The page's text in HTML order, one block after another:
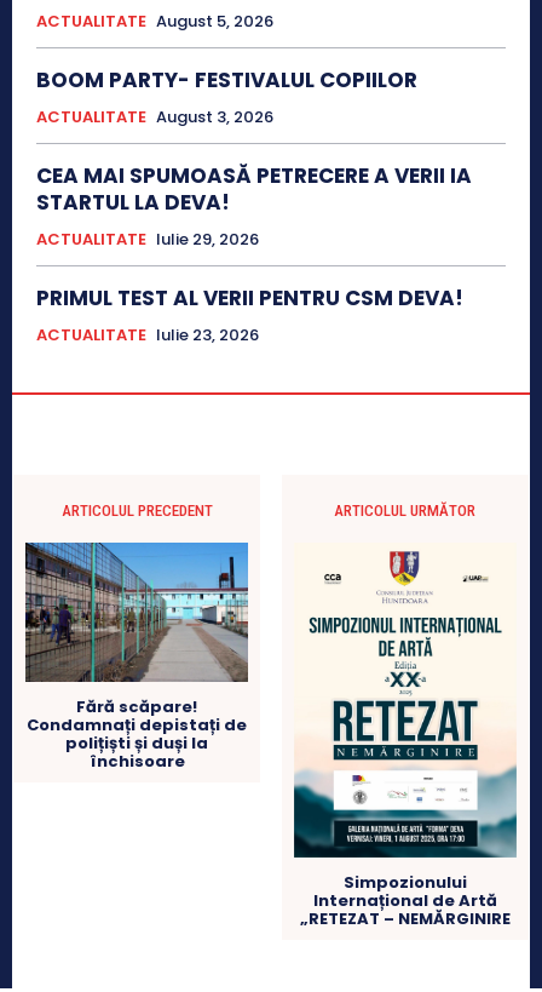
ACTUALITATE August 5, 2026
BOOM PARTY- FESTIVALUL COPIILOR
ACTUALITATE August 3, 2026
CEA MAI SPUMOASĂ PETRECERE A VERII IA
STARTUL LA DEVA!
ACTUALITATE Iulie 29, 2026
PRIMUL TEST AL VERII PENTRU CSM DEVA!
ACTUALITATE Iulie 23, 2026
ARTICOLUL PRECEDENT
Fără scăpare!
Condamnați depistați de
polițiști și duși la
închisoare
ARTICOLUL URMĂTOR
Simpozionului
Internațional de Artă
„RETEZAT – NEMĂRGINIRE